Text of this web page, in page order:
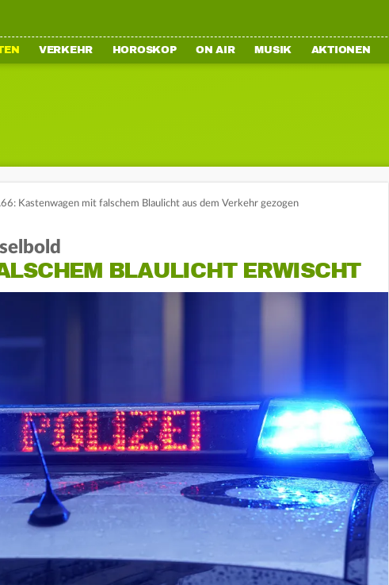
VERKEHR HOROSKOP ON AIR MUSIK AKTIONEN
Kastenwagen mit falschem Blaulicht aus dem Verkehr gezogen
BLAULICHT ERWISCHT